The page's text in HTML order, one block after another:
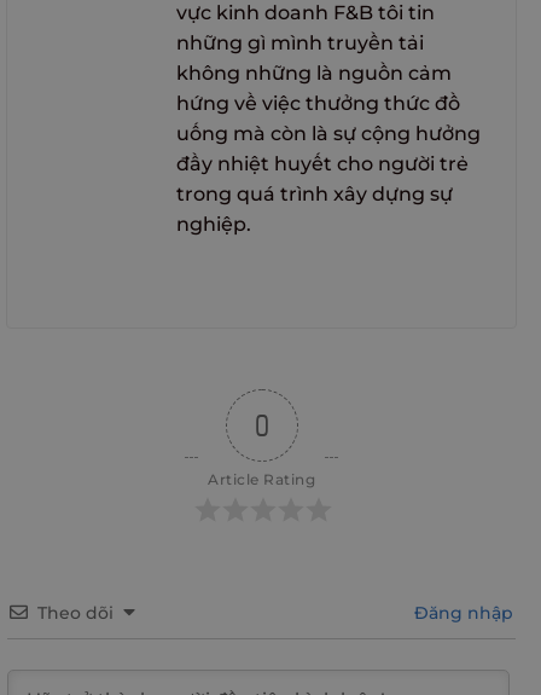
vực kinh doanh F&B tôi tin
những gì mình truyền tải
không những là nguồn cảm
hứng về việc thưởng thức đồ
uống mà còn là sự cộng hưởng
đầy nhiệt huyết cho người trẻ
trong quá trình xây dựng sự
nghiệp.
0
Article Rating
Theo dõi Đăng nhập